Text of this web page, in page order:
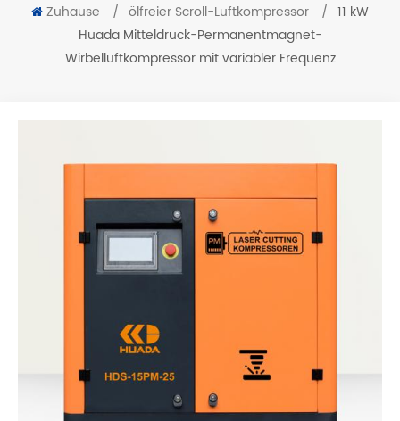
Zuhause / ölfreier Scroll-Luftkompressor / 11 kW
Huada Mitteldruck-Permanentmagnet-
Wirbelluftkompressor mit variabler Frequenz